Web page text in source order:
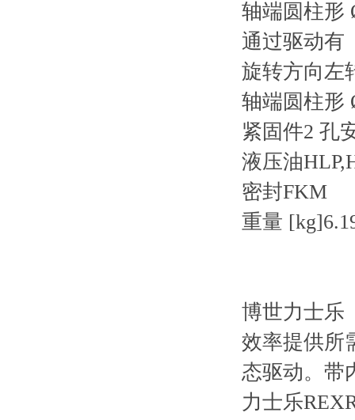
轴端圆柱形
通过驱动有
旋转方向左
轴端圆柱形
紧固件2 孔
液压油
密封FKM
重量
博世力士乐
效率提供所
态驱动。带
力士乐